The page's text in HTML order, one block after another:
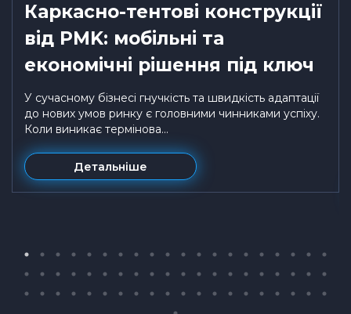
Каркасно-тентові конструкції
від PMK: мобільні та
економічні рішення під ключ
У сучасному бізнесі гнучкість та швидкість адаптації
до нових умов ринку є головними чинниками успіху.
Коли виникає термінова...
Детальніше